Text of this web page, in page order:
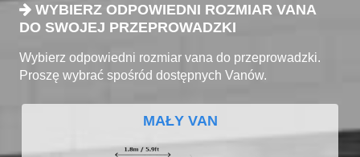
WYBIERZ ODPOWIEDNI ROZMIAR VANA
DO SWOJEJ PRZEPROWADZKI
Wybierz odpowiedni rozmiar vana do przeprowadzki.
Proszę wybrać spośród dostępnych Vanów.
MAŁY VAN